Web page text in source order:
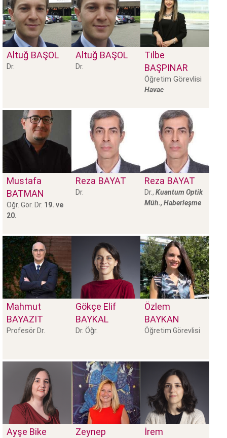
Altuğ BAŞOL
Dr.
Altuğ BAŞOL
Dr.
Tilbe
BAŞPINAR
Öğretim Görevlisi
Havac
Mustafa
BATMAN
Öğr. Gör. Dr. 19. ve
20.
Reza BAYAT
Dr.
Reza BAYAT
Dr., Kuantum Optik
Müh., Haberleşme
Mahmut
BAYAZIT
Profesör Dr.
Gökçe Elif
BAYKAL
Dr. Öğr.
Özlem
BAYKAN
Öğretim Görevlisi
Ayşe Bike
Zeynep
İrem